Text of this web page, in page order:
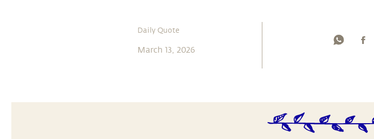
Daily Quote
March 13, 2026